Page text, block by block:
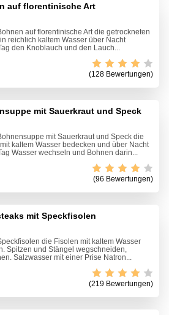
auf florentinische Art
auf florentinische Art die getrockneten
reichlich kaltem Wasser über Nacht
den Knoblauch und den Lauch...
(128 Bewertungen)
mit Sauerkraut und Speck
mit Sauerkraut und Speck die
kaltem Wasser bedecken und über Nacht
Wasser wechseln und Bohnen darin...
(96 Bewertungen)
mit Speckfisolen
die Fisolen mit kaltem Wasser
Spitzen und Stängel wegschneiden,
Salzwasser mit einer Prise Natron...
(219 Bewertungen)